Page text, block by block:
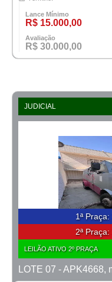
Lance Mínimo
R$ 15.000,00
Avaliação
R$ 30.000,00
JUDICIAL
1ª Praça:
2ª Praça:
LEILÃO ATIVO 2º PRAÇA